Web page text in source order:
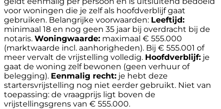
voor woningen die je zelf als hoofdverblijf gaat
gebruiken. Belangrijke voorwaarden: Leeftijd:
minimaal 18 en nog geen 35 jaar bij overdracht bij de
notaris. Woningwaarde: maximaal € 555.000
(marktwaarde incl. aanhorigheden). Bij € 555.001 of
meer vervalt de vrijstelling volledig. Hoofdverblijf: je
gaat de woning zelf bewonen (geen verhuur of
belegging). Eenmalig recht: je hebt deze
startersvrijstelling nog niet eerder gebruikt. Niet van
toepassing: de vraagprijs ligt boven de
vrijstellingsgrens van € 555.000.